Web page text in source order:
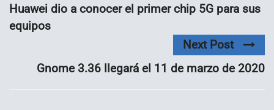
Huawei dio a conocer el primer chip 5G para sus
equipos
Next Post
Gnome 3.36 llegará el 11 de marzo de 2020